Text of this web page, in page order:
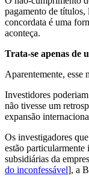
pagamento de
concordata é uma
aconteça.
Trata-se apenas de
Aparentemente, esse
Investidores
não tivesse um
expansão
Os investigadores
estão particularmente
subsidiárias da
do inconfessável], a